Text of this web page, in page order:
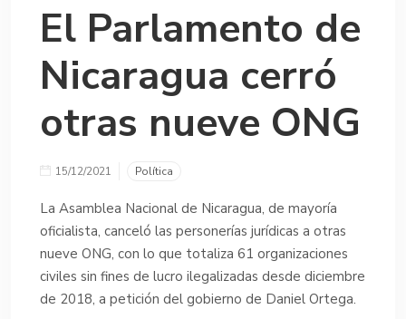
El Parlamento de
Nicaragua cerró
otras nueve ONG
15/12/2021 Política
La Asamblea Nacional de Nicaragua, de mayoría
oficialista, canceló las personerías jurídicas a otras
nueve ONG, con lo que totaliza 61 organizaciones
civiles sin fines de lucro ilegalizadas desde diciembre
de 2018, a petición del gobierno de Daniel Ortega.